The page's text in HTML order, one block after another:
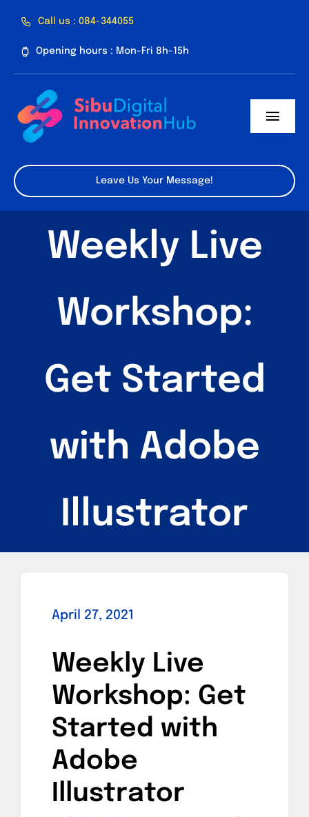
content
Call us : 084-344055
Opening hours : Mon-Fri 8h-15h
About Us
Facilities
Sandbox 2026
Leave Us Your Message!
Weekly Live
Workshop:
Get Started
with Adobe
Illustrator
April 27, 2021
Weekly Live
Workshop: Get
Started with
Adobe
Illustrator